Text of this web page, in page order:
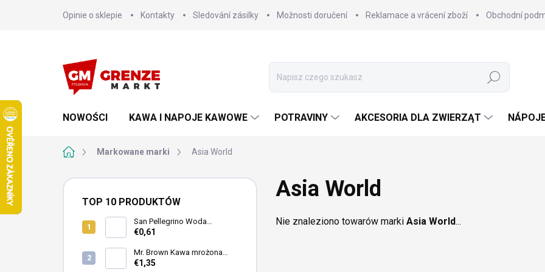
Opinie o sklepie Kontakty Sledování zásilky Možnosti doručení Reklamace a vrácení zboží Obchodní
Szukaj
NOWOŚCI KAWA I NAPOJE KAWOWE POTRAVINY AKCESORIA DLA ZWIERZĄT
HomeMarkowane marki Asia World
P
TOP 10 PRODUKTÓW
San Pellegrino Woda
mineralna gazowana 500ml
€0,61
Mr. Brown Kawa mrożona
Black puszka 240ml
€1,35
Asia World
Nie znaleziono towarów marki Asia World...